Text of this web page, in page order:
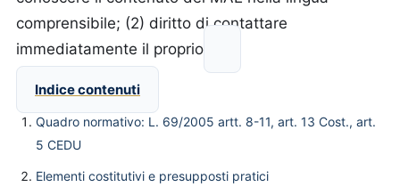
comprensibile; (2) diritto di contattare
immediatamente il proprio
Indice contenuti
Quadro normativo: L. 69/2005 artt. 8-11, art. 13 Cost., art.
5 CEDU
Elementi costitutivi e presupposti pratici